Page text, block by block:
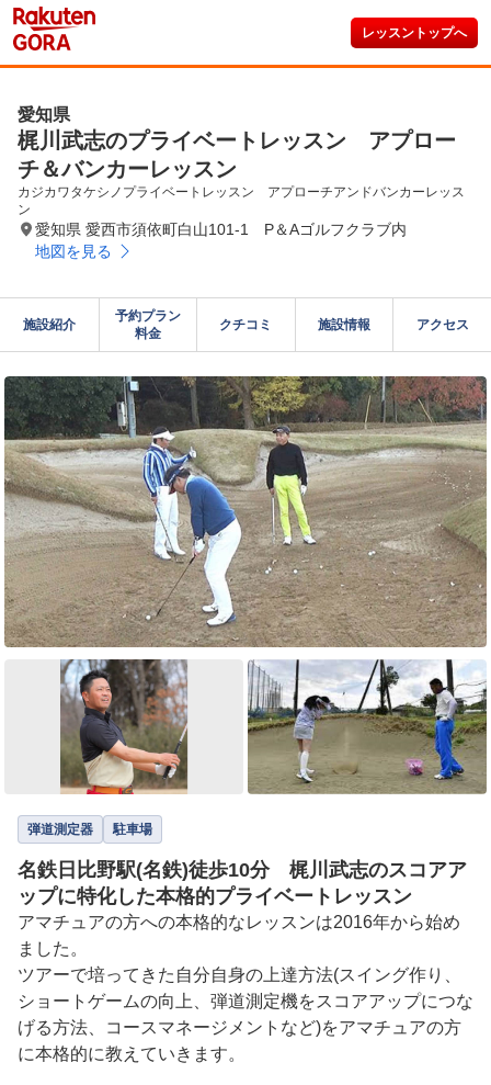
レッスントップへ
愛知県
梶川武志のプライベートレッスン アプロー
チ＆バンカーレッスン
カジカワタケシノプライベートレッスン　アプローチアンドバンカーレッス
ン
愛知県 愛西市須依町白山101-1 P＆Aゴルフクラブ内
地図を見る
施設紹介
予約プラン
料金
クチコミ 施設情報 アクセス
弾道測定器 駐車場
名鉄日比野駅(名鉄)徒歩10分 梶川武志のスコアア
ップに特化した本格的プライベートレッスン
アマチュアの方への本格的なレッスンは2016年から始め
ました。
ツアーで培ってきた自分自身の上達方法(スイング作り、
ショートゲームの向上、弾道測定機をスコアアップにつな
げる方法、コースマネージメントなど)をアマチュアの方
に本格的に教えていきます。